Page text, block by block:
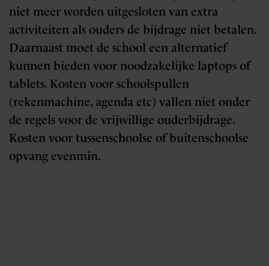
niet meer worden uitgesloten van extra
activiteiten als ouders de bijdrage niet betalen.
Daarnaast moet de school een alternatief
kunnen bieden voor noodzakelijke laptops of
tablets. Kosten voor schoolspullen
(rekenmachine, agenda etc) vallen niet onder
de regels voor de vrijwillige ouderbijdrage.
Kosten voor tussenschoolse of buitenschoolse
opvang evenmin.